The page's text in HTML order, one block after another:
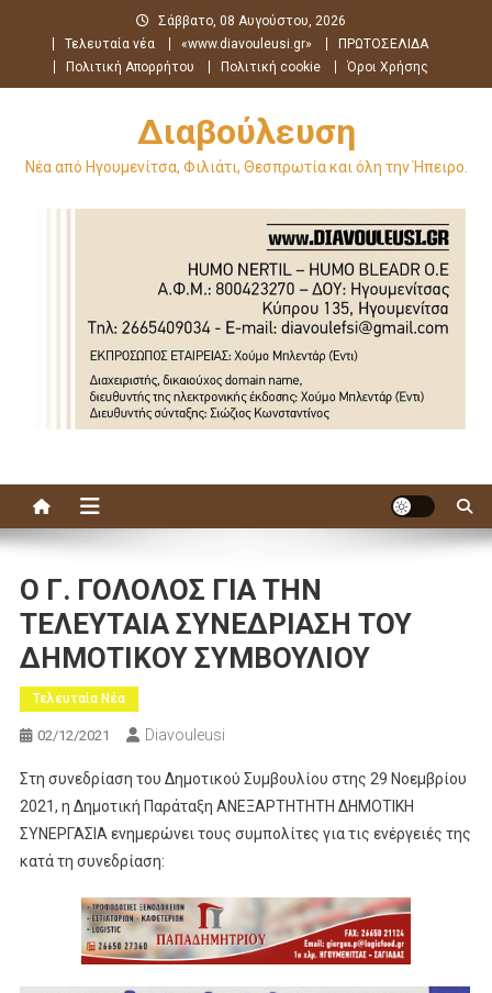
περιεχόμενο
Σάββατο, 08 Αυγούστου, 2026
Τελευταία νέα
«www.diavouleusi.gr»
ΠΡΩΤΟΣΕΛΙΔΑ
Πολιτική Απορρήτου
Πολιτική cookie Όροι Χρήσης
Διαβούλευση
Νέα από Ηγουμενίτσα, Φιλιάτι, Θεσπρωτία και όλη την Ήπειρο.
Ο Γ. ΓΟΛΟΛΟΣ ΓΙΑ ΤΗΝ
ΤΕΛΕΥΤΑΙΑ ΣΥΝΕΔΡΙΑΣΗ ΤΟΥ
ΔΗΜΟΤΙΚΟΥ ΣΥΜΒΟΥΛΙΟΥ
Τελευταία Νέα
02/12/2021 Diavouleusi
Στη συνεδρίαση του Δημοτικού Συμβουλίου στης 29 Νοεμβρίου
2021, η Δημοτική Παράταξη ΑΝΕΞΑΡΤΗΤΗΤΗ ΔΗΜΟΤΙΚΗ
ΣΥΝΕΡΓΑΣΙΑ ενημερώνει τους συμπολίτες για τις ενέργειές της
κατά τη συνεδρίαση: